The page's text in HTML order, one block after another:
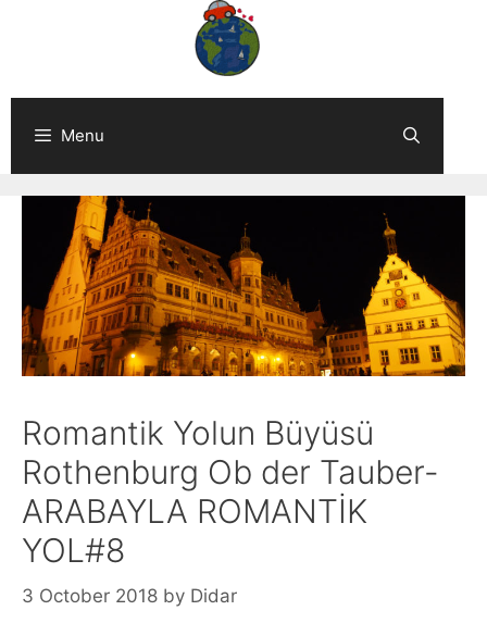
Menu
Romantik Yolun Büyüsü
Rothenburg Ob der Tauber-
ARABAYLA ROMANTİK
YOL#8
3 October 2018 by Didar